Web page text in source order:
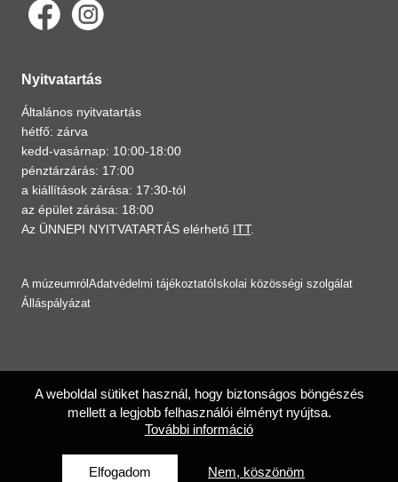
Nyitvatartás
Általános nyitvatartás
hétfő: zárva
kedd-vasárnap: 10:00-18:00
pénztárzárás: 17:00
a kiállítások zárása: 17:30-tól
az épület zárása: 18:00
Az ÜNNEPI NYITVATARTÁS elérhető ITT.
A múzeumról Adatvédelmi tájékoztató Iskolai közösségi szolgálat
Álláspályázat
A weboldal sütiket használ, hogy biztonságos böngészés
mellett a legjobb felhasználói élményt nyújtsa.
További információ
Elfogadom Nem, köszönöm